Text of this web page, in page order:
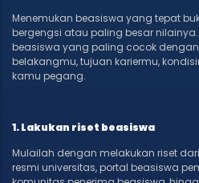
Menemukan beasiswa yang tepat
bergengsi atau paling besar
beasiswa yang paling cocok
belakangmu, tujuan kariermu,
kamu pegang.
1. Lakukan riset beasiswa
Mulailah dengan melakukan riset
resmi universitas, portal beasiswa